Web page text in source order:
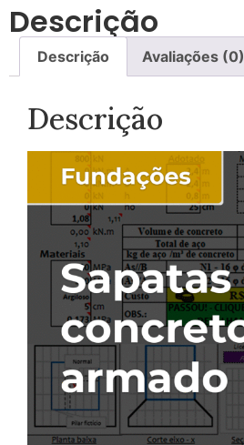
Descrição
Descrição Avaliações (0)
Descrição